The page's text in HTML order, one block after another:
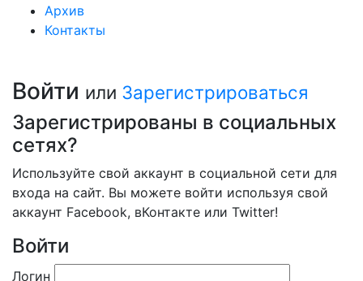
Архив
Контакты
Войти или Зарегистрироваться
Зарегистрированы в социальных
сетях?
Используйте свой аккаунт в социальной сети для
входа на сайт. Вы можете войти используя свой
аккаунт Facebook, вКонтакте или Twitter!
Войти
Логин